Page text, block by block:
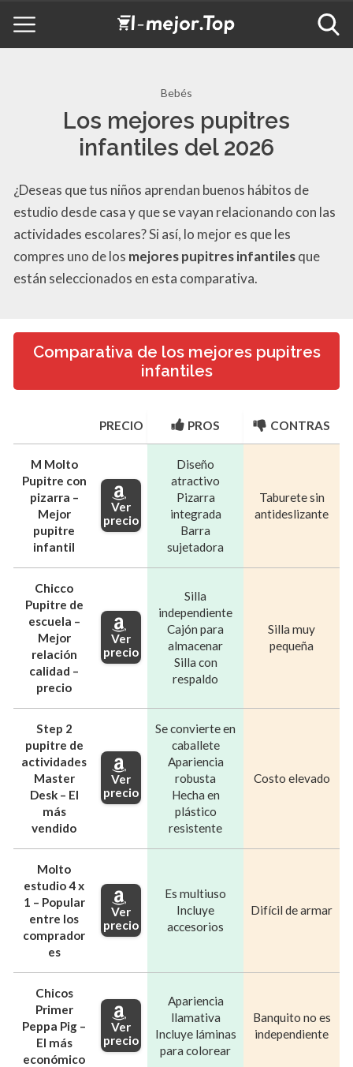
Bebés
Los mejores pupitres
infantiles del 2026
¿Deseas que tus niños aprendan buenos hábitos de
estudio desde casa y que se vayan relacionando con las
actividades escolares? Si así, lo mejor es que les
compres uno de los mejores pupitres infantilesque
están seleccionados en esta comparativa.
Comparativa de los mejores pupitres
infantiles
PRECIO PROS CONTRAS
M Molto
Pupitre con
pizarra –
Mejor
pupitre
infantil
Ver
precio
Diseño
atractivo
Pizarra
integrada
Barra
sujetadora
Taburete sin
antideslizante
Chicco
Pupitre de
escuela –
Mejor
relación
calidad –
precio
Ver
precio
Silla
independiente
Cajón para
almacenar
Silla con
respaldo
Silla muy
pequeña
Step 2
pupitre de
actividades
Master
Desk – El
más
vendido
Ver
precio
Se convierte en
caballete
Apariencia
robusta
Hecha en
plástico
resistente
Costo elevado
Molto
estudio 4 x
1 – Popular
entre los
comprador
es
Ver
precio
Es multiuso
Incluye
accesorios
Difícil de armar
Chicos
Primer
Peppa Pig –
El más
económico
Ver
precio
Apariencia
llamativa
Incluye láminas
para colorear
Banquito no es
independiente